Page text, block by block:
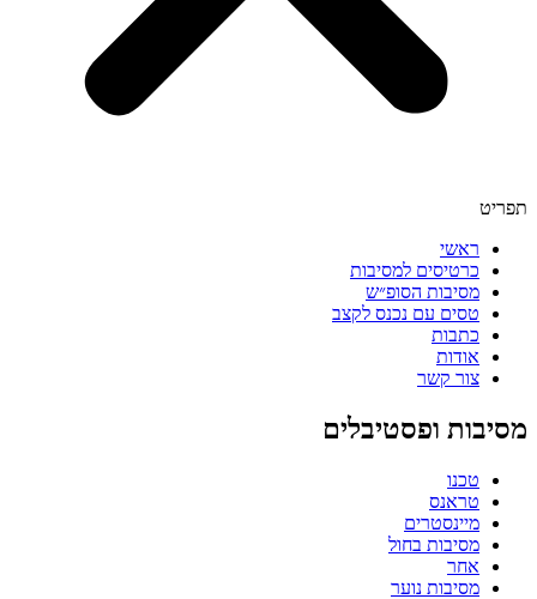
תפריט
ראשי
כרטיסים למסיבות
מסיבות הסופ״ש
טסים עם נכנס לקצב
כתבות
אודות
צור קשר
מסיבות ופסטיבלים
טכנו
טראנס
מיינסטרים
מסיבות בחול
אחר
מסיבות נוער